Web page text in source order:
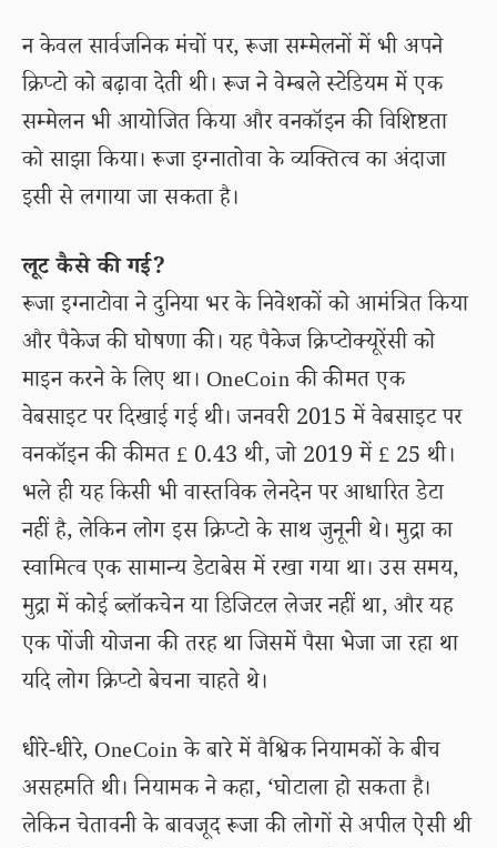
न केवल सार्वजनिक मंचों पर, रूजा सम्मेलनों में भी अपने
क्रिप्टो को बढ़ावा देती थी। रूज ने वेम्बले स्टेडियम में एक
सम्मेलन भी आयोजित किया और वनकॉइन की विशिष्टता
को साझा किया। रूजा इग्नातोवा के व्यक्तित्व का अंदाजा
इसी से लगाया जा सकता है।
लूट कैसे की गई?
रूजा इग्नाटोवा ने दुनिया भर के निवेशकों को आमंत्रित किया
और पैकेज की घोषणा की। यह पैकेज क्रिप्टोक्यूरेंसी को
माइन करने के लिए था। OneCoin की कीमत एक
वेबसाइट पर दिखाई गई थी। जनवरी 2015 में वेबसाइट पर
वनकॉइन की कीमत £ 0.43 थी, जो 2019 में £ 25 थी।
भले ही यह किसी भी वास्तविक लेनदेन पर आधारित डेटा
नहीं है, लेकिन लोग इस क्रिप्टो के साथ जुनूनी थे। मुद्रा का
स्वामित्व एक सामान्य डेटाबेस में रखा गया था। उस समय,
मुद्रा में कोई ब्लॉकचेन या डिजिटल लेजर नहीं था, और यह
एक पोंजी योजना की तरह था जिसमें पैसा भेजा जा रहा था
यदि लोग क्रिप्टो बेचना चाहते थे।
धीरे-धीरे, OneCoin के बारे में वैश्विक नियामकों के बीच
असहमति थी। नियामक ने कहा, ‘घोटाला हो सकता है।
लेकिन चेतावनी के बावजूद रूजा की लोगों से अपील ऐसी थी